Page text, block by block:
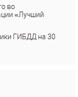
во
«Лучший
ГИБДД на 30